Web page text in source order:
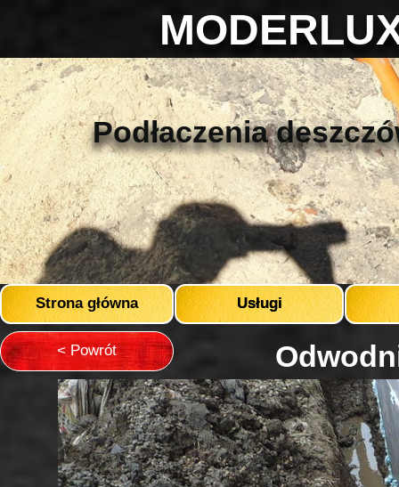
Podłaczenia
Usługi
Strona główna
< Powrót